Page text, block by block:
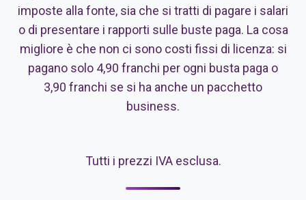
imposte alla fonte, sia che si tratti di pagare i salari
o di presentare i rapporti sulle buste paga. La cosa
migliore è che non ci sono costi fissi di licenza: si
pagano solo 4,90 franchi per ogni busta paga o
3,90 franchi se si ha anche un pacchetto
business.
Tutti i prezzi IVA esclusa.